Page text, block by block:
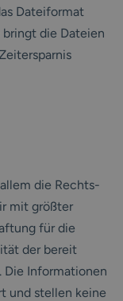
Dateiformat
die Dateien
die Rechts-
mit größter
für die
der bereit
Informationen
und stellen keine